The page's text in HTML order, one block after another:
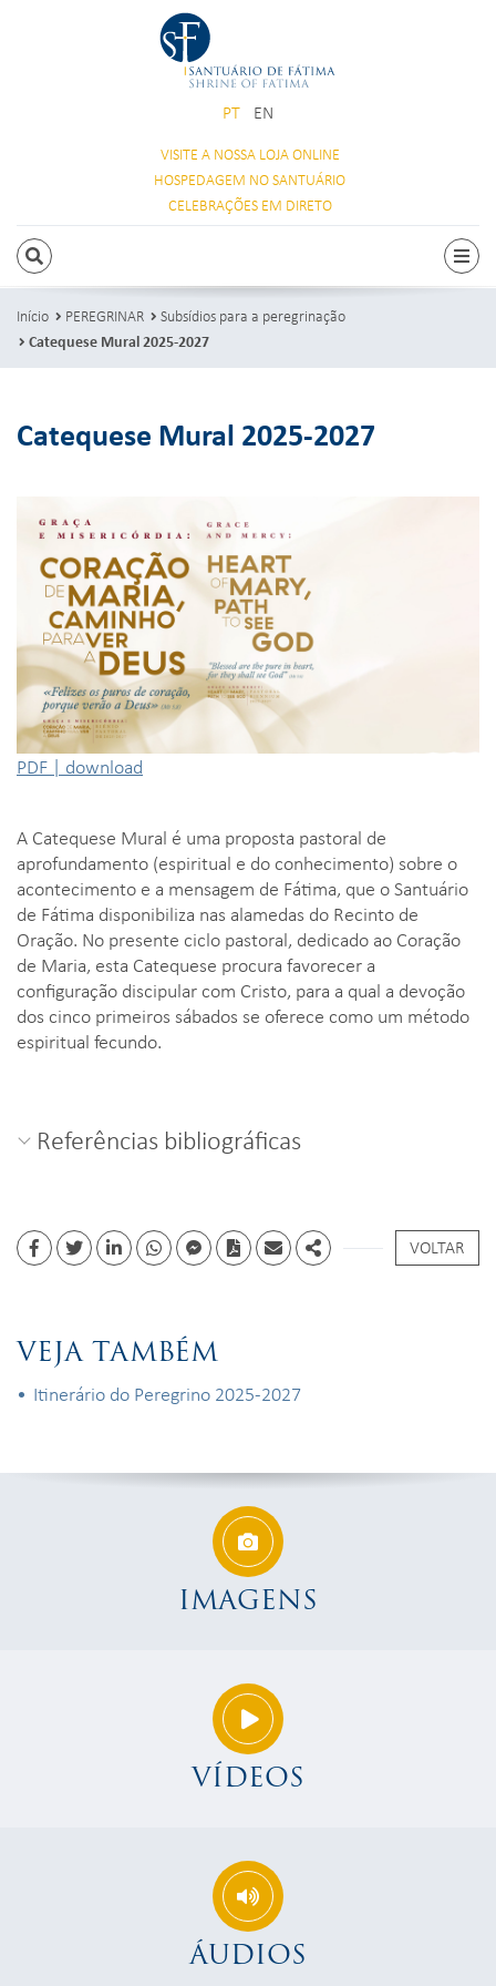
PT EN
VISITE A NOSSA LOJA ONLINE
HOSPEDAGEM NO SANTUÁRIO
CELEBRAÇÕES EM DIRETO
PESQUISAR
Início PEREGRINAR
Subsídios para a peregrinação
Catequese Mural 2025-2027
Catequese Mural 2025-2027
PDF | download
A Catequese Mural é uma proposta pastoral de
aprofundamento (espiritual e do conhecimento) sobre o
acontecimento e a mensagem de Fátima, que o Santuário
de Fátima disponibiliza nas alamedas do Recinto de
Oração. No presente ciclo pastoral, dedicado ao Coração
de Maria, esta Catequese procura favorecer a
configuração discipular com Cristo, para a qual a devoção
dos cinco primeiros sábados se oferece como um método
espiritual fecundo.
Referências bibliográficas
FacebookTwitterLinkedinwhatsappfacebook messenger
PDF EmailShare
VOLTAR
VEJA TAMBÉM
Itinerário do Peregrino 2025-2027
IMAGENS
VÍDEOS
ÁUDIOS